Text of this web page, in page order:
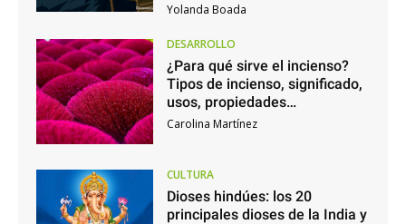
Yolanda Boada
DESARROLLO
¿Para qué sirve el incienso?
Tipos de incienso, significado,
usos, propiedades…
Carolina Martínez
CULTURA
Dioses hindúes: los 20
principales dioses de la India y